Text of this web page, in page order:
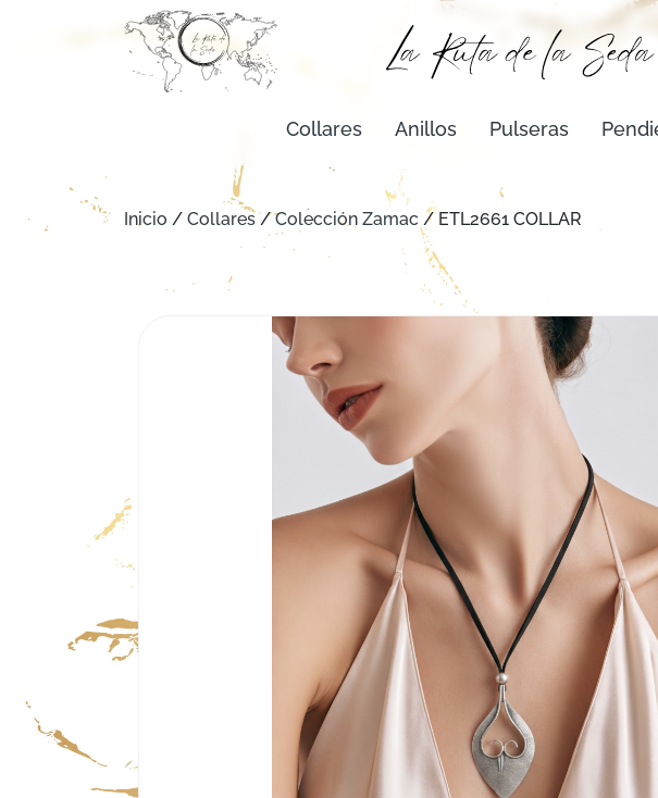
Collares Anillos Pulseras
Inicio / Collares/Colección Zamac / ETL2661 COLLAR